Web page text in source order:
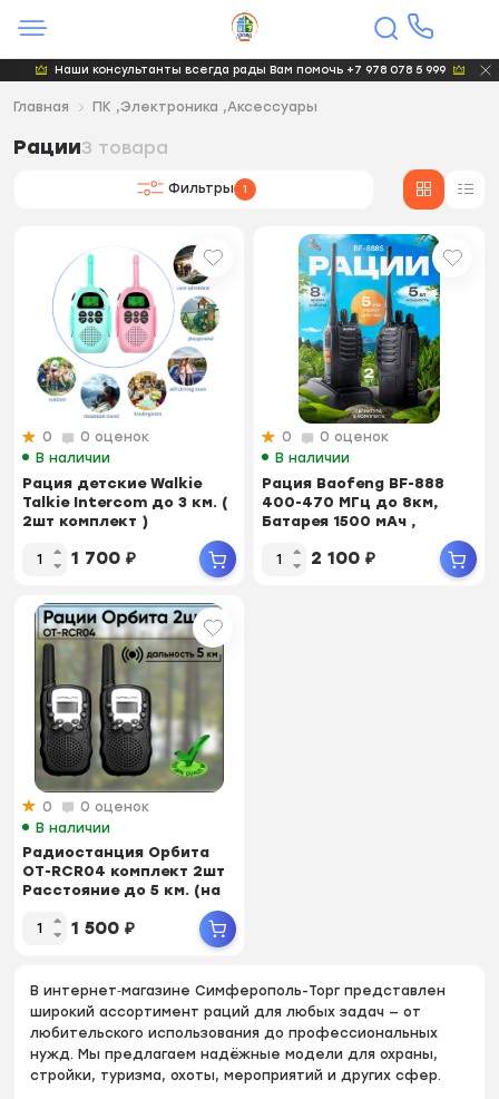
Наши консультанты всегда рады Вам помочь +7 978 078 5 999
Главная ПК ,Электроника ,Аксессуары
Рации3 товара
Фильтры 1
0
0 оценок
В наличии
Рация детские Walkie
Talkie Intercom до 3 км. (
2шт комплект )
1 700 ₽
0
0 оценок
В наличии
Рация Baofeng BF-888
400-470 МГц до 8км,
Батарея 1500 мАч ,
2 100 ₽
0
0 оценок
В наличии
Радиостанция Орбита
OT-RCR04 комплект 2шт
Расстояние до 5 км. (на
1 500 ₽
В интернет‑магазине Симферополь-Торг представлен
широкий ассортимент раций для любых задач — от
любительского использования до профессиональных
нужд. Мы предлагаем надёжные модели для охраны,
стройки, туризма, охоты, мероприятий и других сфер.